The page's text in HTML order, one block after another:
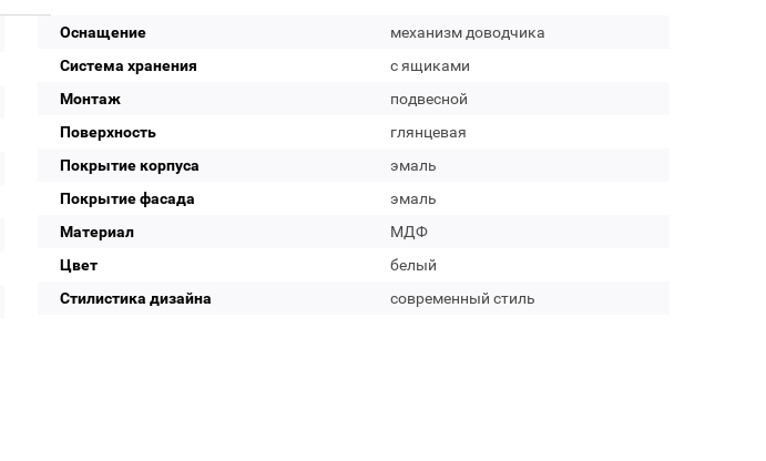
Оснащение
механизм доводчика
Система хранения
с ящиками
Монтаж
подвесной
Поверхность
глянцевая
Покрытие корпуса
эмаль
Покрытие фасада
эмаль
Материал
МДФ
Цвет
белый
Стилистика дизайна
современный стиль